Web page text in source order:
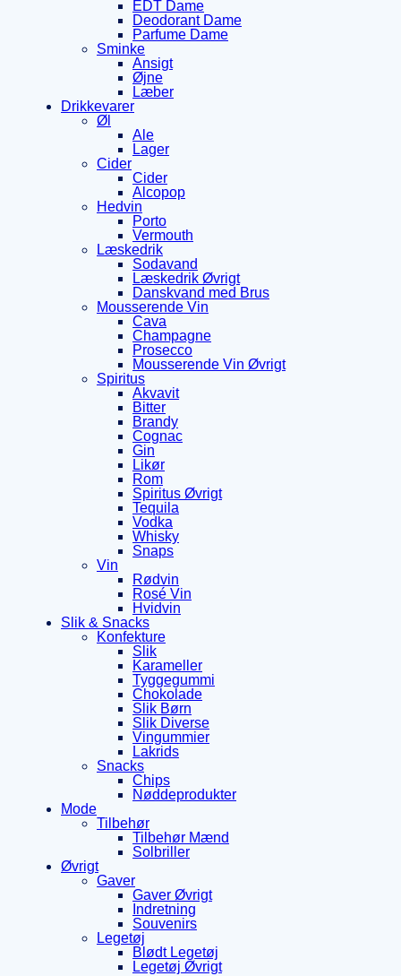
EDT Dame
Deodorant Dame
Parfume Dame
Sminke
Ansigt
Øjne
Læber
Drikkevarer
Øl
Ale
Lager
Cider
Cider
Alcopop
Hedvin
Porto
Vermouth
Læskedrik
Sodavand
Læskedrik Øvrigt
Danskvand med Brus
Mousserende Vin
Cava
Champagne
Prosecco
Mousserende Vin Øvrigt
Spiritus
Akvavit
Bitter
Brandy
Cognac
Gin
Likør
Rom
Spiritus Øvrigt
Tequila
Vodka
Whisky
Snaps
Vin
Rødvin
Rosé Vin
Hvidvin
Slik & Snacks
Konfekture
Slik
Karameller
Tyggegummi
Chokolade
Slik Børn
Slik Diverse
Vingummier
Lakrids
Snacks
Chips
Nøddeprodukter
Mode
Tilbehør
Tilbehør Mænd
Solbriller
Øvrigt
Gaver
Gaver Øvrigt
Indretning
Souvenirs
Legetøj
Blødt Legetøj
Legetøj Øvrigt